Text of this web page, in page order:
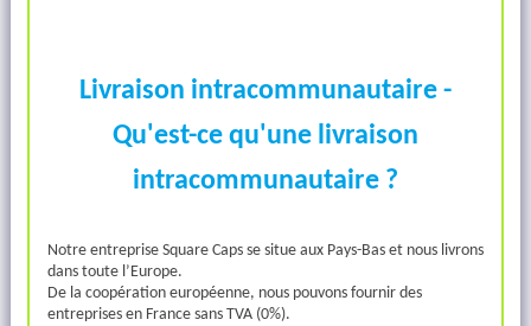
Livraison intracommunautaire -
Qu'est-ce qu'une livraison
intracommunautaire ?
Notre entreprise Square Caps se situe aux Pays-Bas et nous livrons
dans toute l’Europe.
De la coopération européenne, nous pouvons fournir des
entreprises en France sans TVA (0%).